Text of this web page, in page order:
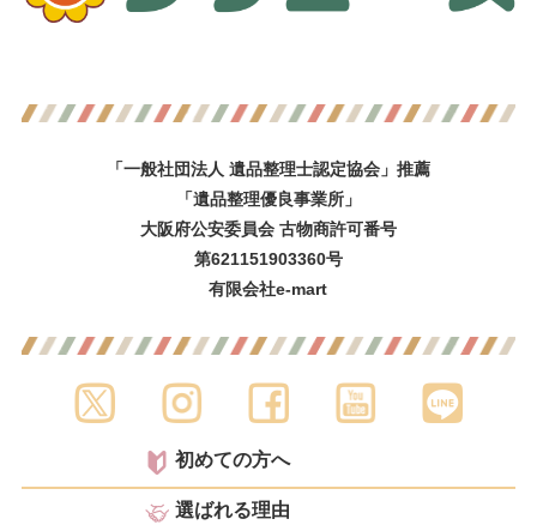
「一般社団法人 遺品整理士認定協会」推薦
「遺品整理優良事業所」
大阪府公安委員会 古物商許可番号
第621151903360号
有限会社e-mart
初めての方へ
選ばれる理由